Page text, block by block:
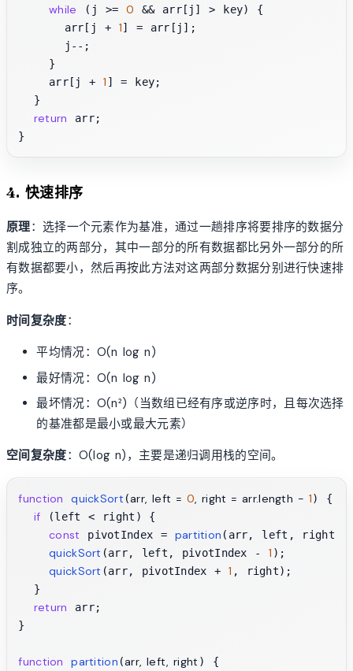
while (j >= 0 && arr[j] > key) {
      arr[j +
1] = arr[j];
      j--;
    }
    arr[j +
1 ] = key;
  }
return arr;
4. 快速排序
原理：选择一个元素作为基准，通过一趟排序将要排序的数据分
割成独立的两部分，其中一部分的所有数据都比另外一部分的所
有数据都要小，然后再按此方法对这两部分数据分别进行快速排
序。
时间复杂度：
平均情况：O(n log n)
最好情况：O(n log n)
最坏情况：O(n²)（当数组已经有序或逆序时，且每次选择
的基准都是最小或最大元素）
空间复杂度：O(log n)，主要是递归调用栈的空间。
function quickSort (arr, left = 0, right = arr.length - 1) {
if (left < right) {
const pivotIndex = partition (arr, left, right);
quickSort (arr, left, pivotIndex - 1 );
quickSort (arr, pivotIndex + 1 , right);
  }
return arr;
}
function partition (arr, left, right ) {